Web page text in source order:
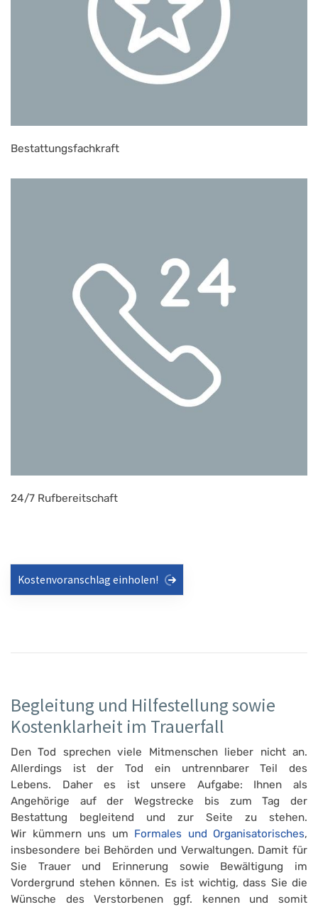
Bestattungsfachkraft
24/7 Rufbereitschaft
Kostenvoranschlag einholen!
Begleitung und Hilfestellung sowie
Kostenklarheit im Trauerfall
Den Tod sprechen viele Mitmenschen lieber nicht an.
Allerdings ist der Tod ein untrennbarer Teil des
Lebens. Daher es ist unsere Aufgabe: Ihnen als
Angehörige auf der Wegstrecke bis zum Tag der
Bestattung begleitend und zur Seite zu stehen.
Wir kümmern uns um Formales und Organisatorisches,
insbesondere bei Behörden und Verwaltungen. Damit für
Sie Trauer und Erinnerung sowie Bewältigung im
Vordergrund stehen können. Es ist wichtig, dass Sie die
Wünsche des Verstorbenen ggf. kennen und somit